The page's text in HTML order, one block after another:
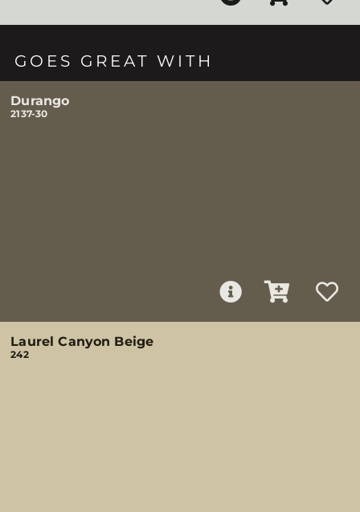
GOES GREAT WITH
Durango
2137-30
Laurel Canyon Beige
242